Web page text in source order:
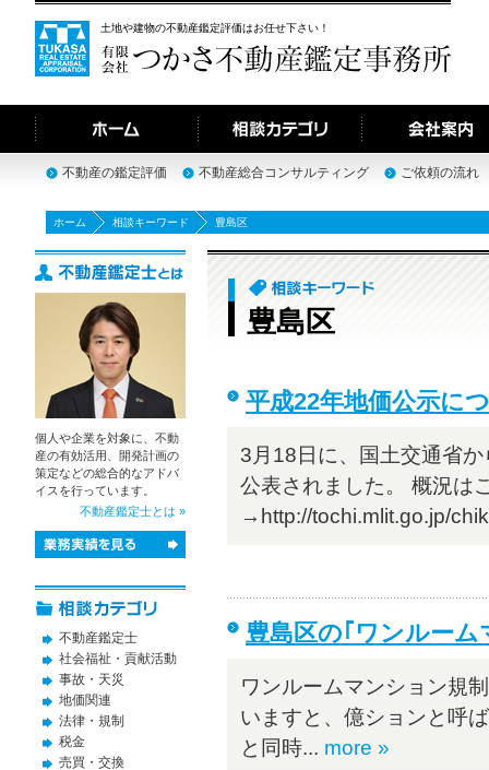
土地や建物の不動産鑑定評価はお任せ下さい！
不動産の鑑定評価 不動産総合コンサルティング ご依頼の流れ
ホーム 相談キーワード 豊島区
豊島区
平成22年地価公示に
3月18日に、国土交通省
公表されました。 概況は
→http://tochi.mlit.go.jp/
豊島区の｢ワンルー
ワンルームマンション規
いますと、億ションと呼
と同時... more »
個人や企業を対象に、不動
産の有効活用、開発計画の
策定などの総合的なアドバ
イスを行っています。
不動産鑑定士とは »
不動産鑑定士
社会福祉・貢献活動
事故・天災
地価関連
法律・規制
税金
売買・交換